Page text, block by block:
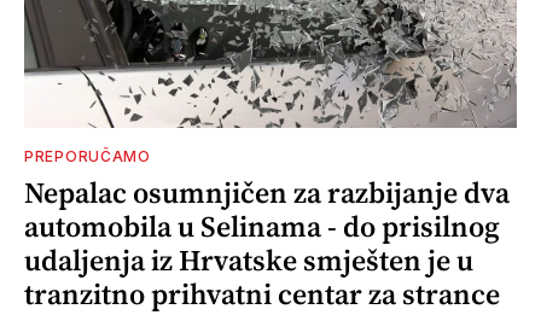
PREPORUČAMO
Nepalac osumnjičen za razbijanje dva
automobila u Selinama - do prisilnog
udaljenja iz Hrvatske smješten je u
tranzitno prihvatni centar za strance